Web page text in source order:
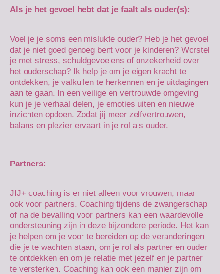
Als je het gevoel hebt dat je faalt als ouder(s):
Voel je je soms een mislukte ouder? Heb je het gevoel
dat je niet goed genoeg bent voor je kinderen? Worstel
je met stress, schuldgevoelens of onzekerheid over
het ouderschap? Ik help je om je eigen kracht te
ontdekken, je valkuilen te herkennen en je uitdagingen
aan te gaan. In een veilige en vertrouwde omgeving
kun je je verhaal delen, je emoties uiten en nieuwe
inzichten opdoen. Zodat jij meer zelfvertrouwen,
balans en plezier ervaart in je rol als ouder.
Partners:
JIJ+ coaching is er niet alleen voor vrouwen, maar
ook voor partners. Coaching tijdens de zwangerschap
of na de bevalling voor partners kan een waardevolle
ondersteuning zijn in deze bijzondere periode. Het kan
je helpen om je voor te bereiden op de veranderingen
die je te wachten staan, om je rol als partner en ouder
te ontdekken en om je relatie met jezelf en je partner
te versterken. Coaching kan ook een manier zijn om